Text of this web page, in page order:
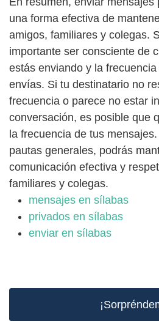
una forma efectiva de
amigos, familiares y colegas.
importante ser consciente de
estás enviando y la
envías. Si tu destinatario no
frecuencia o parece no estar
conversación, es posible que
la frecuencia de tus
pautas generales, podrás
comunicación efectiva y
familiares y colegas.
mensajes en sílabas
privados en sílabas
enviar en sílabas